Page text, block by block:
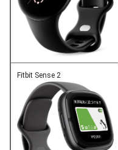
Fitbit Sense 2